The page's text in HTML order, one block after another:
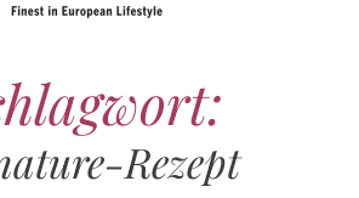
Rezept